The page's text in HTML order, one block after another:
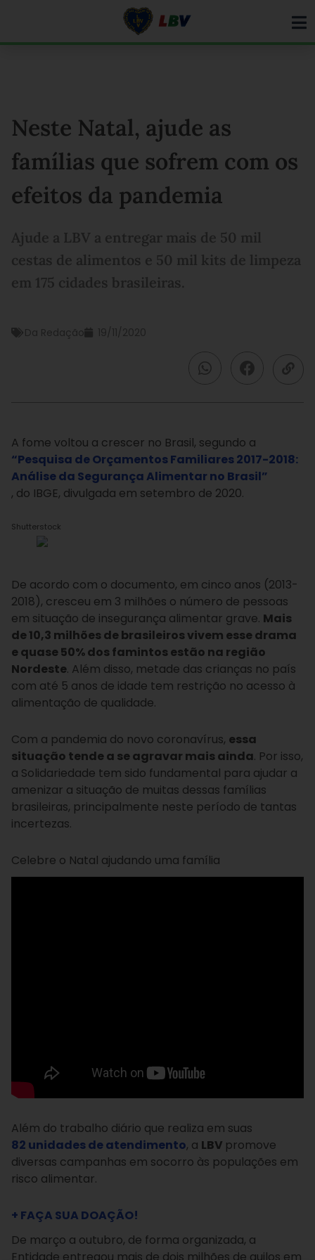
Neste Natal, ajude as
famílias que sofrem com os
efeitos da pandemia
Ajude a LBV a entregar mais de 50 mil
cestas de alimentos e 50 mil kits de limpeza
em 175 cidades brasileiras.
Da Redação 19/11/2020
A fome voltou a crescer no Brasil, segundo a
“Pesquisa de Orçamentos Familiares 2017-2018:
Análise da Segurança Alimentar no Brasil”
, do IBGE, divulgada em setembro de 2020.
Shutterstock
De acordo com o documento, em cinco anos (2013-
2018), cresceu em 3 milhões o número de pessoas
em situação de insegurança alimentar grave. Mais
de 10,3 milhões de brasileiros vivem esse drama
e quase 50% dos famintos estão na região
Nordeste. Além disso, metade das crianças no país
com até 5 anos de idade tem restrição no acesso à
alimentação de qualidade.
Com a pandemia do novo coronavírus, essa
situação tende a se agravar mais ainda. Por isso,
a Solidariedade tem sido fundamental para ajudar a
amenizar a situação de muitas dessas famílias
brasileiras, principalmente neste período de tantas
incertezas.
Celebre o Natal ajudando uma família
Além do trabalho diário que realiza em suas
82 unidades de atendimento, a LBV promove
diversas campanhas em socorro às populações em
risco alimentar.
+ FAÇA SUA DOAÇÃO!
De março a outubro, de forma organizada, a